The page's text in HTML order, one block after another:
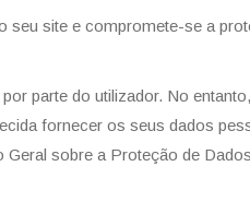
site e compromete-se a
parte do utilizador. No
fornecer os seus dados
sobre a Proteção de